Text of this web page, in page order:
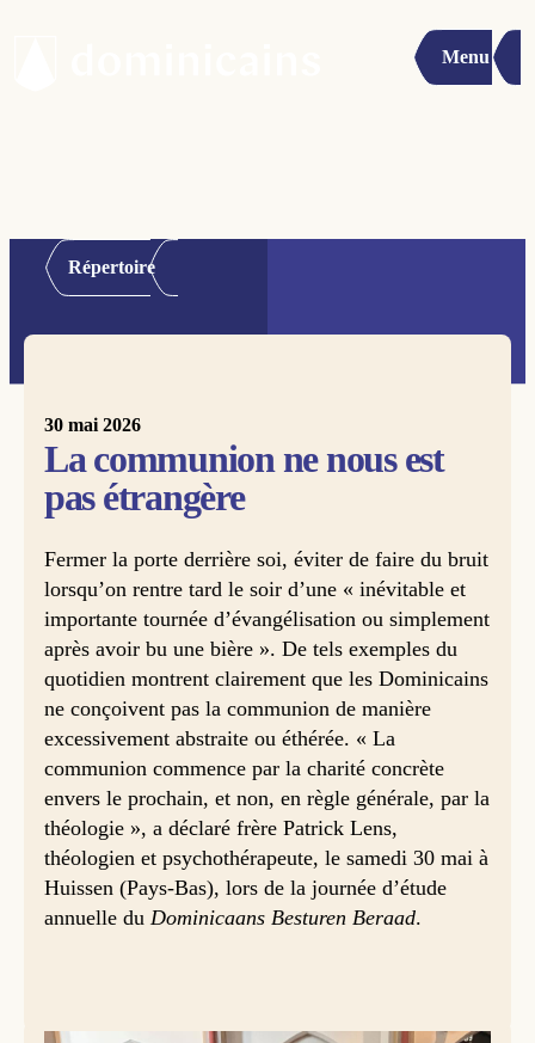
Menu
Répertoire
30 mai 2026
La communion ne nous est
pas étrangère
Fermer la porte derrière soi, éviter de faire du bruit
lorsqu’on rentre tard le soir d’une « inévitable et
importante tournée d’évangélisation ou simplement
après avoir bu une bière ». De tels exemples du
quotidien montrent clairement que les Dominicains
ne conçoivent pas la communion de manière
excessivement abstraite ou éthérée. « La
communion commence par la charité concrète
envers le prochain, et non, en règle générale, par la
théologie », a déclaré frère Patrick Lens,
théologien et psychothérapeute, le samedi 30 mai à
Huissen (Pays-Bas), lors de la journée d’étude
annuelle du Dominicaans Besturen Beraad.